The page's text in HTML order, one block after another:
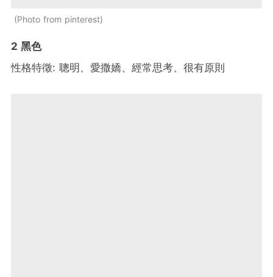
Photo from pinterest
2 黑色
性格特徵: 聰明、愛撒嬌、經常思考、很有原則